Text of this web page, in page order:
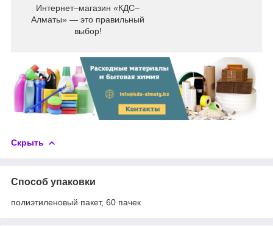
Интернет–магазин «КДС–
Алматы» — это правильный
выбор!
Скрыть
Способ упаковки
полиэтиленовый пакет, 60 пачек